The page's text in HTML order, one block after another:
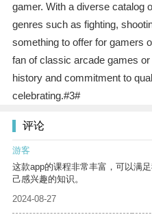
gamer. With a diverse catalog
genres such as fighting,
something to offer for gamers
fan of classic arcade games
history and commitment to
celebrating.#3#
评论
游客
这款app的课程非常丰富，可以满
己感兴趣的知识。
2024-08-27